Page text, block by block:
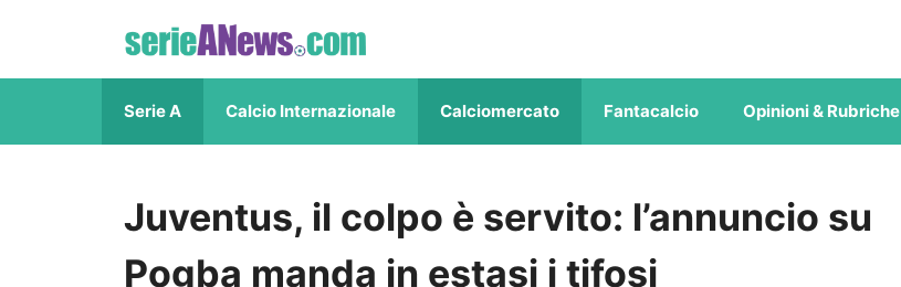
contenuto
Serie A Calcio Internazionale Calciomercato Fantacalcio Opinioni & Rubriche
Juventus, il colpo è servito: l’annuncio su
Pogba manda in estasi i tifosi